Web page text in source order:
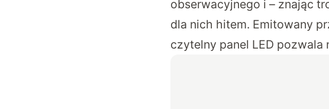
obserwacyjnego i – znając
dla nich hitem. Emitowany
czytelny panel LED